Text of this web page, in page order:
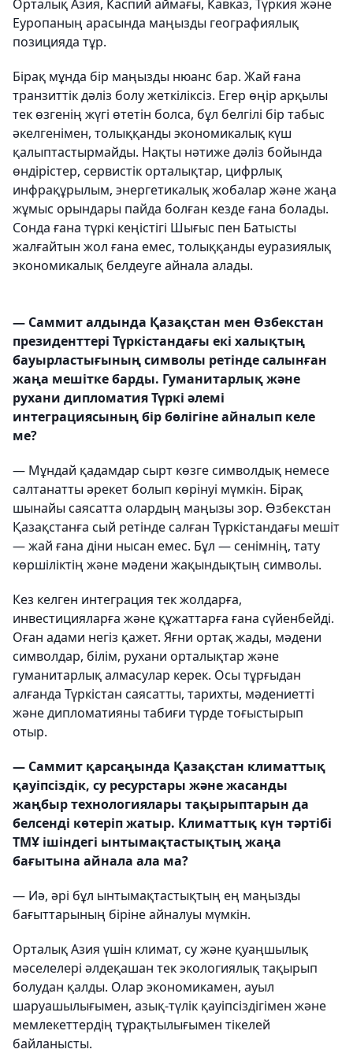
Орталық Азия, Каспий аймағы, Кавказ, Түркия және
Еуропаның арасында маңызды географиялық
позицияда тұр.
Бірақ мұнда бір маңызды нюанс бар. Жай ғана
транзиттік дәліз болу жеткіліксіз. Егер өңір арқылы
тек өзгенің жүгі өтетін болса, бұл белгілі бір табыс
әкелгенімен, толыққанды экономикалық күш
қалыптастырмайды. Нақты нәтиже дәліз бойында
өндірістер, сервистік орталықтар, цифрлық
инфрақұрылым, энергетикалық жобалар және жаңа
жұмыс орындары пайда болған кезде ғана болады.
Сонда ғана түркі кеңістігі Шығыс пен Батысты
жалғайтын жол ғана емес, толыққанды еуразиялық
экономикалық белдеуге айнала алады.
— Саммит алдында Қазақстан мен Өзбекстан
президенттері Түркістандағы екі халықтың
бауырластығының символы ретінде салынған
жаңа мешітке барды. Гуманитарлық және
рухани дипломатия Түркі әлемі
интеграциясының бір бөлігіне айналып келе
ме?
— Мұндай қадамдар сырт көзге символдық немесе
салтанатты әрекет болып көрінуі мүмкін. Бірақ
шынайы саясатта олардың маңызы зор. Өзбекстан
Қазақстанға сый ретінде салған Түркістандағы мешіт
— жай ғана діни нысан емес. Бұл — сенімнің, тату
көршіліктің және мәдени жақындықтың символы.
Кез келген интеграция тек жолдарға,
инвестицияларға және құжаттарға ғана сүйенбейді.
Оған адами негіз қажет. Яғни ортақ жады, мәдени
символдар, білім, рухани орталықтар және
гуманитарлық алмасулар керек. Осы тұрғыдан
алғанда Түркістан саясатты, тарихты, мәдениетті
және дипломатияны табиғи түрде тоғыстырып
отыр.
— Саммит қарсаңында Қазақстан климаттық
қауіпсіздік, су ресурстары және жасанды
жаңбыр технологиялары тақырыптарын да
белсенді көтеріп жатыр. Климаттық күн тәртібі
ТМҰ ішіндегі ынтымақтастықтың жаңа
бағытына айнала ала ма?
— Иә, әрі бұл ынтымақтастықтың ең маңызды
бағыттарының біріне айналуы мүмкін.
Орталық Азия үшін климат, су және қуаңшылық
мәселелері әлдеқашан тек экологиялық тақырып
болудан қалды. Олар экономикамен, ауыл
шаруашылығымен, азық-түлік қауіпсіздігімен және
мемлекеттердің тұрақтылығымен тікелей
байланысты.